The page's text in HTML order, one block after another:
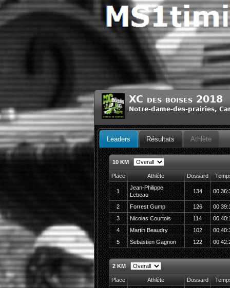
XC des boises 2018
Notre-dame-des-prairies,
Leaders Résultats Athlète
10 KM
Place Athlète Dossard
1
Jean-Philippe
Lebeau
134
2 Forrest Gump 126
3
Nicolas Courtois 114
4
Martin Beaudry 102
5
Sebastien Gagnon 122
2 KM
Place Athlète Dossard